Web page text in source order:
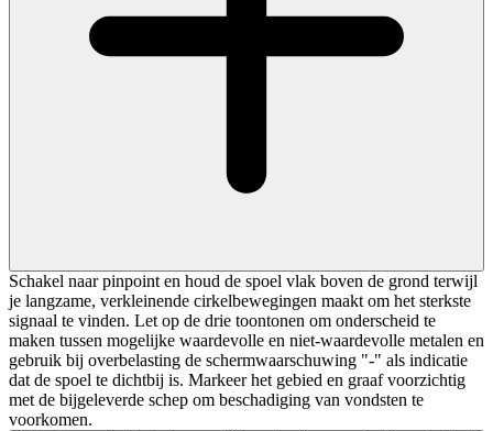
Schakel naar pinpoint en houd de spoel vlak boven de grond terwijl
je langzame, verkleinende cirkelbewegingen maakt om het sterkste
signaal te vinden. Let op de drie toontonen om onderscheid te
maken tussen mogelijke waardevolle en niet-waardevolle metalen en
gebruik bij overbelasting de schermwaarschuwing "-" als indicatie
dat de spoel te dichtbij is. Markeer het gebied en graaf voorzichtig
met de bijgeleverde schep om beschadiging van vondsten te
voorkomen.